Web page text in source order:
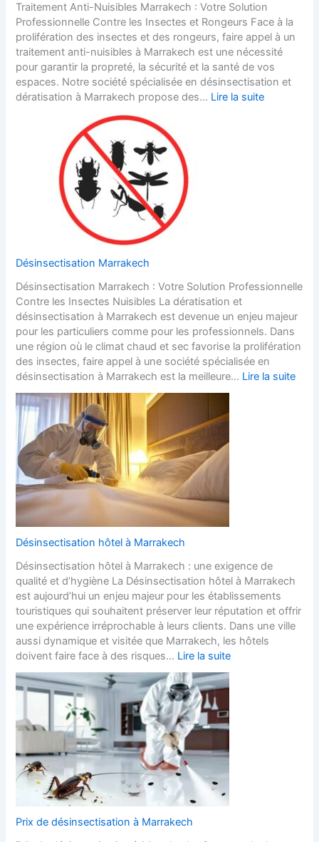
Traitement Anti-Nuisibles Marrakech : Votre Solution
Professionnelle Contre les Insectes et Rongeurs Face à la
prolifération des insectes et des rongeurs, faire appel à un
traitement anti-nuisibles à Marrakech est une nécessité
pour garantir la propreté, la sécurité et la santé de vos
espaces. Notre société spécialisée en désinsectisation et
dératisation à Marrakech propose des… Lire la suite
Désinsectisation Marrakech
Désinsectisation Marrakech : Votre Solution Professionnelle
Contre les Insectes Nuisibles La dératisation et
désinsectisation à Marrakech est devenue un enjeu majeur
pour les particuliers comme pour les professionnels. Dans
une région où le climat chaud et sec favorise la prolifération
des insectes, faire appel à une société spécialisée en
désinsectisation à Marrakech est la meilleure… Lire la suite
Désinsectisation hôtel à Marrakech
Désinsectisation hôtel à Marrakech : une exigence de
qualité et d’hygiène La Désinsectisation hôtel à Marrakech
est aujourd’hui un enjeu majeur pour les établissements
touristiques qui souhaitent préserver leur réputation et offrir
une expérience irréprochable à leurs clients. Dans une ville
aussi dynamique et visitée que Marrakech, les hôtels
doivent faire face à des risques… Lire la suite
Prix de désinsectisation à Marrakech